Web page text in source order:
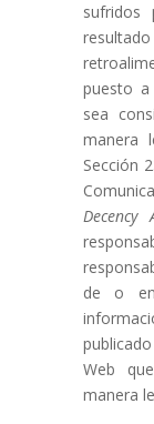
puesto a
sea
manera
Sección
de o en
Web
manera